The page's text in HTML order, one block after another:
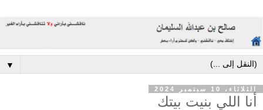
▼
الثلاثاء، 10 سبتمبر 2024
أنا اللي بنيت بيتك